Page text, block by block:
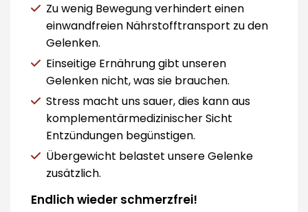
Zu wenig Bewegung verhindert einen
einwandfreien Nährstofftransport zu den
Gelenken.
Einseitige Ernährung gibt unseren
Gelenken nicht, was sie brauchen.
Stress macht uns sauer, dies kann aus
komplementärmedizinischer Sicht
Entzündungen begünstigen.
Übergewicht belastet unsere Gelenke
zusätzlich.
Endlich wieder schmerzfrei!